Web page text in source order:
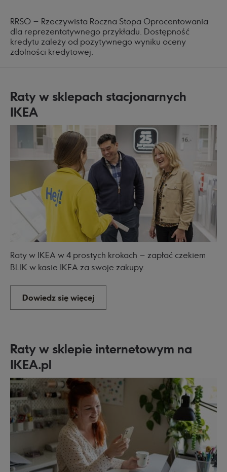
RRSO – Rzeczywista Roczna Stopa Oprocentowania
dla reprezentatywnego przykładu. Dostępność
kredytu zależy od pozytywnego wyniku oceny
zdolności kredytowej.
Raty w sklepach stacjonarnych
IKEA
Raty w IKEA w 4 prostych krokach – zapłać czekiem
BLIK w kasie IKEA za swoje zakupy.
Dowiedz się więcej
Raty w sklepie internetowym na
IKEA.pl